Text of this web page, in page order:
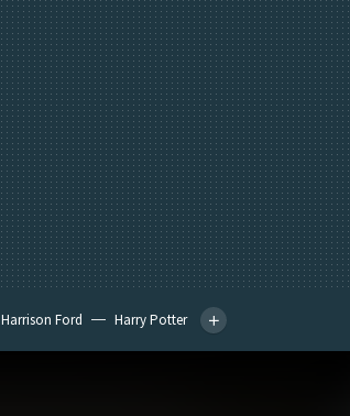
Harrison Ford
Harry Potter